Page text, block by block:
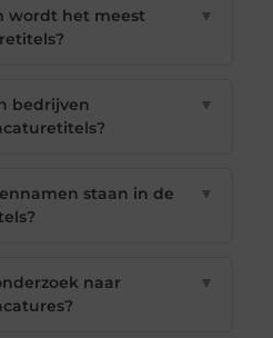
wordt het meest
▼
bedrijven
▼
staan in de
▼
naar
▼